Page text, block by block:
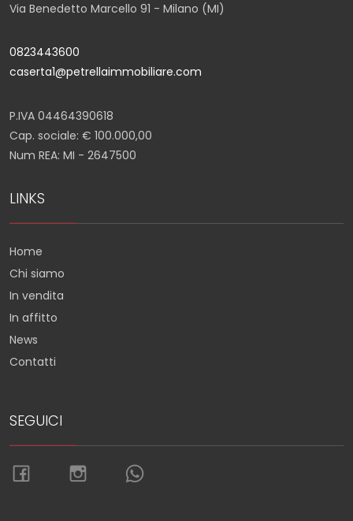
Via Benedetto Marcello 91 - Milano (MI)
0823443600
caserta1@petrellaimmobiliare.com
P.IVA 04464390618
Cap. sociale: € 100.000,00
Num REA: MI - 2647500
LINKS
Home
Chi siamo
In vendita
In affitto
News
Contatti
SEGUICI